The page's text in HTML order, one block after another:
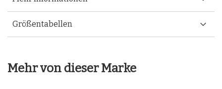
Größentabellen
Mehr von dieser Marke